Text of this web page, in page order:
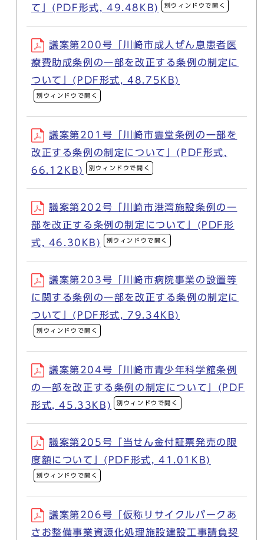
て」(PDF形式, 49.48KB)
別ウィンドウで開く
議案第200号「川崎市成人ぜん息患者医
療費助成条例の一部を改正する条例の制定に
ついて」(PDF形式, 48.75KB)
別ウィンドウで開く
議案第201号「川崎市霊堂条例の一部を
改正する条例の制定について」(PDF形式,
66.12KB)
別ウィンドウで開く
議案第202号「川崎市港湾施設条例の一
部を改正する条例の制定について」(PDF形
式, 46.30KB)
別ウィンドウで開く
議案第203号「川崎市病院事業の設置等
に関する条例の一部を改正する条例の制定に
ついて」(PDF形式, 79.34KB)
別ウィンドウで開く
議案第204号「川崎市青少年科学館条例
の一部を改正する条例の制定について」(PDF
形式, 45.33KB)
別ウィンドウで開く
議案第205号「当せん金付証票発売の限
度額について」(PDF形式, 41.01KB)
別ウィンドウで開く
議案第206号「仮称リサイクルパークあ
さお整備事業資源化処理施設建設工事請負契